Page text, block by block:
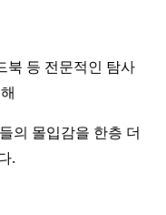
북 등 전문적인 탐사
의 몰입감을 한층 더
.